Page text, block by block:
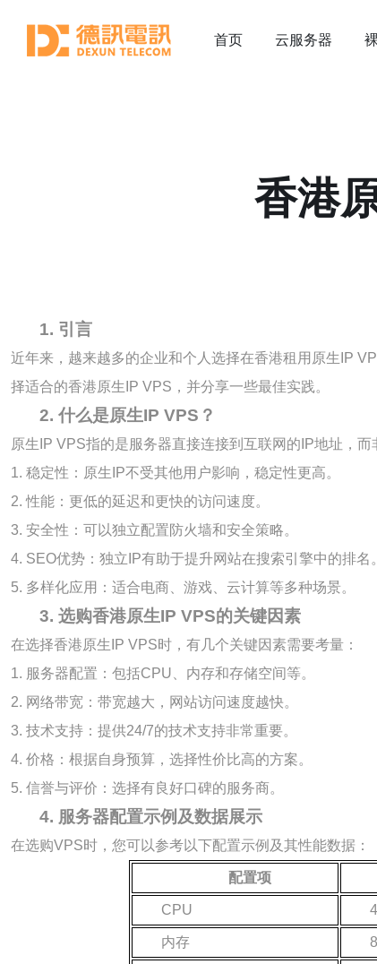
首页 云服务器
香港
1. 引言
近年来，越来越多的企业和个人选择在香港租用原生IP
择适合的香港原生IP VPS，并分享一些最佳实践。
2. 什么是原生IP VPS？
原生IP VPS指的是服务器直接连接到互联网的IP地址，
1. 稳定性：原生IP不受其他用户影响，稳定性更高。
2. 性能：更低的延迟和更快的访问速度。
3. 安全性：可以独立配置防火墙和安全策略。
4. SEO优势：独立IP有助于提升网站在搜索引擎中的排名。
5. 多样化应用：适合电商、游戏、云计算等多种场景。
3. 选购香港原生IP VPS的关键因素
在选择香港原生IP VPS时，有几个关键因素需要考量：
1. 服务器配置：包括CPU、内存和存储空间等。
2. 网络带宽：带宽越大，网站访问速度越快。
3. 技术支持：提供24/7的技术支持非常重要。
4. 价格：根据自身预算，选择性价比高的方案。
5. 信誉与评价：选择有良好口碑的服务商。
4. 服务器配置示例及数据展示
在选购VPS时，您可以参考以下配置示例及其性能数据：
配置项
CPU
内存